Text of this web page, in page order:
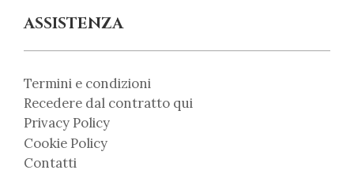
ASSISTENZA
Termini e condizioni
Recedere dal contratto qui
Privacy Policy
Cookie Policy
Contatti